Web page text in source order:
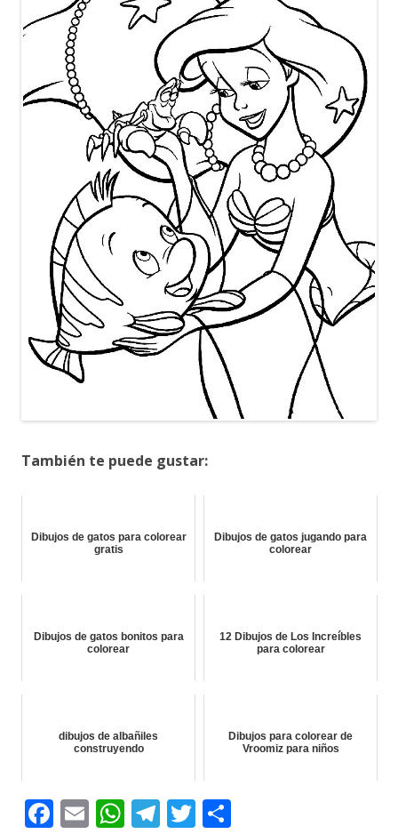
También te puede gustar:
Dibujos de gatos para colorear
gratis
Dibujos de gatos jugando para
colorear
Dibujos de gatos bonitos para
colorear
12 Dibujos de Los Increíbles
para colorear
dibujos de albañiles
construyendo
Dibujos para colorear de
Vroomiz para niños
F E W T T